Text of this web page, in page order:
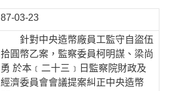
87-03-23
針對中央造幣廠員工監守自盜伍
拾圓幣乙案，監察委員柯明謀、梁尚
勇 於本﹝二十三﹞日監察院財政及
經濟委員會會議提案糾正中央造幣